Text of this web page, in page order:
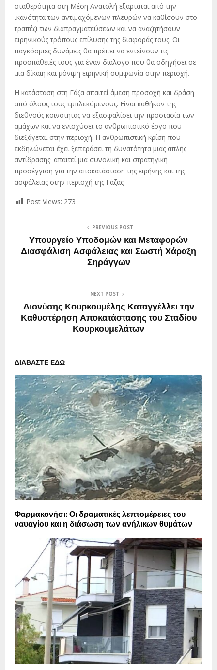
σταθερότητα στη Μέση Ανατολή εξαρτάται από την
ικανότητα των αντιμαχόμενων πλευρών να καθίσουν στο
τραπέζι των διαπραγματεύσεων και να αναζητήσουν
ειρηνικούς τρόπους επίλυσης της διαφοράς τους. Οι
παγκόσμιες δυνάμεις θα πρέπει να εντείνουν τις
προσπάθειές τους για έναν διάλογο που θα οδηγήσει σε
μια δίκαιη και μόνιμη ειρηνική συμφωνία στην περιοχή.
Η κατάσταση στη Γάζα απαιτεί άμεση προσοχή και δράση
από όλους τους εμπλεκόμενους. Είναι καθήκον της
διεθνούς κοινότητας να εξασφαλίσει την προστασία των
αμάχων και να ενισχύσει το ανθρωπιστικό έργο που
διεξάγεται στην περιοχή. Η ανθρωπιστική κρίση που
εκδηλώνεται έχει ξεπεράσει τη δυνατότητα μιας απλής
αντίδρασης· απαιτεί μια συνολική και στρατηγική
προσέγγιση για την αποκατάσταση της ειρήνης και της
ασφάλειας στην περιοχή της Γάζας.
Post Views: 273
PREVIOUS POST
Υπουργείο Υποδομών και Μεταφορών
Διασφάλιση Ασφάλειας και Σωστή Χάραξη
Σηράγγων
NEXT POST
Διονύσης Κουρκουμέλης Καταγγέλλει την
Καθυστέρηση Αποκατάστασης του Σταδίου
Κουρκουμελάτων
ΔΙΑΒΑΣΤΕ ΕΔΩ
Φαρμακονήσι: Οι δραματικές λεπτομέρειες του
ναυαγίου και η διάσωση των ανήλικων θυμάτων